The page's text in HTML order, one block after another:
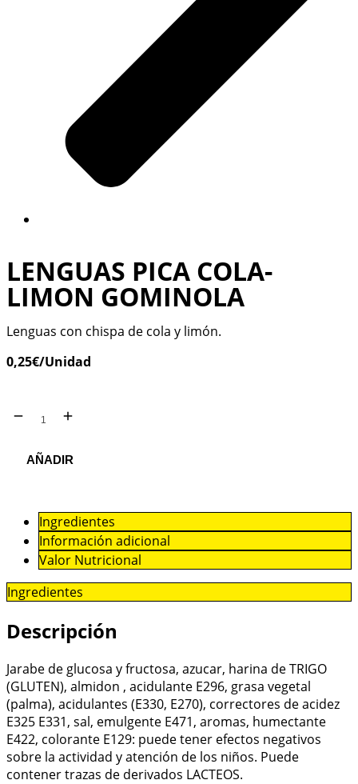
LENGUAS PICA COLA-
LIMON GOMINOLA
Lenguas con chispa de cola y limón.
0,25€/Unidad
AÑADIR
Ingredientes
Información adicional
Valor Nutricional
Ingredientes
Descripción
Jarabe de glucosa y fructosa, azucar, harina de TRIGO
(GLUTEN), almidon , acidulante E296, grasa vegetal
(palma), acidulantes (E330, E270), correctores de acidez
E325 E331, sal, emulgente E471, aromas, humectante
E422, colorante E129: puede tener efectos negativos
sobre la actividad y atención de los niños. Puede
contener trazas de derivados LACTEOS.